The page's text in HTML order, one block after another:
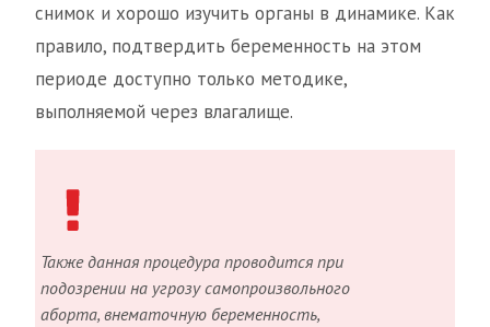
снимок и хорошо изучить органы в динамике. Как
правило, подтвердить беременность на этом
периоде доступно только методике,
выполняемой через влагалище.
Также данная процедура проводится при
подозрении на угрозу самопроизвольного
аборта, внематочную беременность,